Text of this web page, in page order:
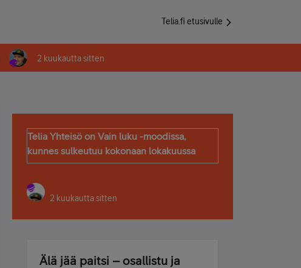
Telia.fi etusivulle
2 kuukautta sitten
Telia Yhteisö on Vain luku -moodissa,
kunnes sulkeutuu kokonaan lokakuussa
2 kuukautta sitten
Älä jää paitsi – osallistu ja